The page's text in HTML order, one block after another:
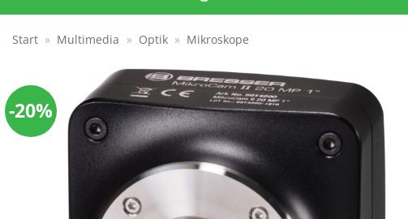
Start » Multimedia » Optik » Mikroskope
-20%